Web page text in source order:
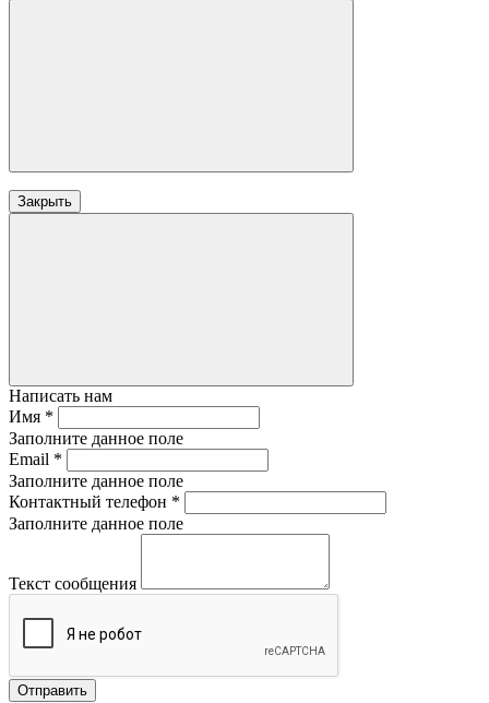
Закрыть
Написать нам
Имя *
Заполните данное поле
Email *
Заполните данное поле
Контактный телефон *
Заполните данное поле
Текст сообщения